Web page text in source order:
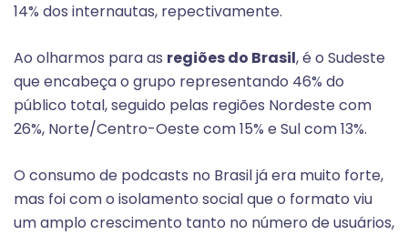
14% dos internautas, repectivamente.
Ao olharmos para as regiões do Brasil, é o Sudeste
que encabeça o grupo representando 46% do
público total, seguido pelas regiões Nordeste com
26%, Norte/Centro-Oeste com 15% e Sul com 13%.
O consumo de podcasts no Brasil já era muito forte,
mas foi com o isolamento social que o formato viu
um amplo crescimento tanto no número de usuários,